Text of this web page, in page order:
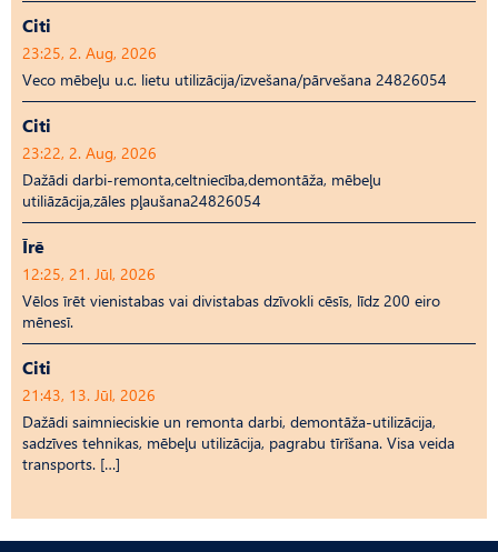
Citi
23:25, 2. Aug, 2026
Veco mēbeļu u.c. lietu utilizācija/izvešana/pārvešana 24826054
Citi
23:22, 2. Aug, 2026
Dažādi darbi-remonta,celtniecība,demontāža, mēbeļu
utiliāzācija,zāles pļaušana24826054
Īrē
12:25, 21. Jūl, 2026
Vēlos īrēt vienistabas vai divistabas dzīvokli cēsīs, līdz 200 eiro
mēnesī.
Citi
21:43, 13. Jūl, 2026
Dažādi saimnieciskie un remonta darbi, demontāža-utilizācija,
sadzīves tehnikas, mēbeļu utilizācija, pagrabu tīrīšana. Visa veida
transports. […]